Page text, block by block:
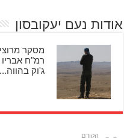
אודות נעם יעקובסון
רמ"ח
ג'וק
הקודם